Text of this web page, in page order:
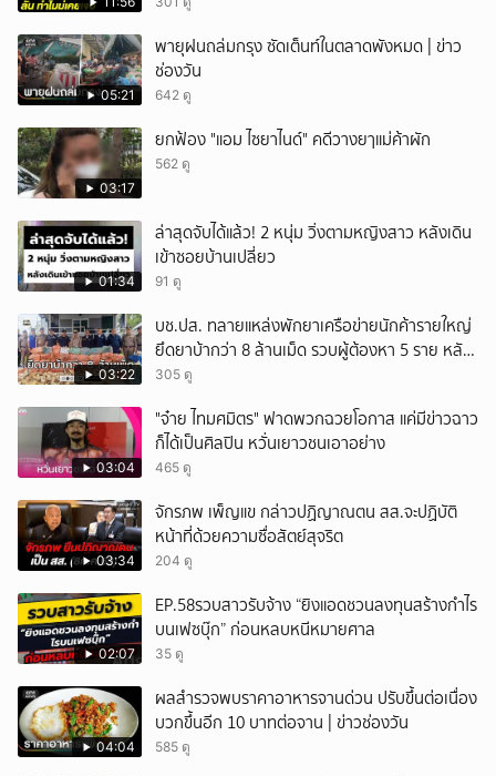
05:21
พายุฝนถล่มกรุง ซัดเต็นท์ในตลาดพังหมด | ข่าว
ช่องวัน
642 ดู
03:17
ยกฟ้อง "แอม ไซยาไนด์" คดีวางยๅแม่ค้าผัก
562 ดู
01:34
ล่าสุดจับได้แล้ว! 2 หนุ่ม วิ่งตามหญิงสาว หลังเดิน
เข้าซอยบ้านเปลี่ยว
91 ดู
03:22
บช.ปส. ทลายแหล่งพักยาเครือข่ายนักค้ารายใหญ่
ยึดยาบ้ากว่า 8 ล้านเม็ด รวบผู้ต้องหา 5 ราย หลัง
ขยายผลคดีไอซ์ 500 กก.
305 ดู
03:04
"จ๋าย ไทมศมิตร" ฟาดพวกฉวยโอกาส แค่มีข่าวฉาว
ก็ได้เป็นศิลปิน หวั่นเยาวชนเอาอย่าง
465 ดู
03:34
จักรภพ เพ็ญแข กล่าวปฏิญาณตน สส.จะปฏิบัติ
หน้าที่ด้วยความซื่อสัตย์สุจริต
204 ดู
02:07
EP.58รวบสาวรับจ้าง “ยิงแอดชวนลงทุนสร้างกำไร
บนเฟซบุ๊ก” ก่อนหลบหนีหมายศาล
35 ดู
04:04
ผลสำรวจพบราคาอาหารจานด่วน ปรับขึ้นต่อเนื่อง
บวกขึ้นอีก 10 บาทต่อจาน | ข่าวช่องวัน
585 ดู